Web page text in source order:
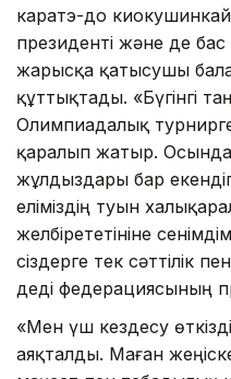
каратэ-до
президенті және де
жарысқа қатысушы
құттықтады. «Бүгінгі
Олимпиадалық
қаралып жатыр.
жұлдыздары бар
еліміздің туын
желбірететініне
сіздерге тек сәттілік
деді федерациясының
«Мен үш кездесу
аяқталды. Маған